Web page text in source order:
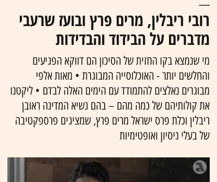
רובי ריבלין, מרים פרץ ובועז שרעבי
מדברים על הבידוד והבדידות
מי שנמצא בקו החזית של הסיכון הם דווקא הפגיעים
והחלשים יותר - האוכלוסייה המבוגרת • מאות אלפי
מבוגרים נאלצים להתמודד עם הימים האלה לבדם • ליקטנו
את קולותיהם של כמה מהם – בהם נשיא המדינה ראובן
ריבלין וכלת פרס ישראל מרים פרץ, שמציגים פרספקטיבה
של בעלי ניסיון ואופטימיות